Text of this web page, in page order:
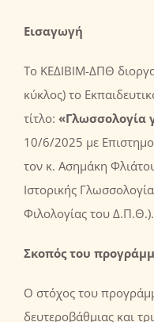
Εισαγωγή
Το ΚΕΔΙΒΙΜ-ΔΠΘ
κύκλος) το
τίτλο: «Γλωσσολογία
10/6/2025 με
τον κ. Ασημάκη
Ιστορικής
Φιλολογίας του Δ.Π.Θ.).
Σκοπόςτου
Ο στόχος του
δευτεροβάθμιας και